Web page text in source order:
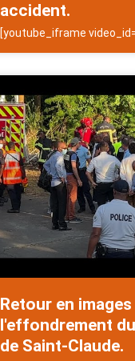
accident.
[youtube_iframe
Retour en images
l'effondrement
de Saint-Claude.